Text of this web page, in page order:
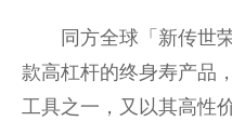
同方全球「新传世
款高杠杆的终身寿产品
工具之一，又以其高性